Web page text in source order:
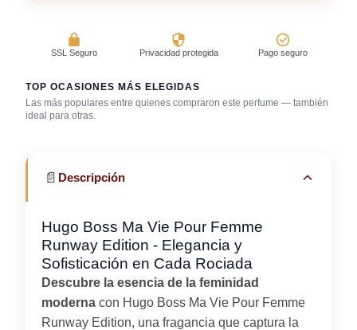
SSL Seguro Privacidad protegida Pago seguro
TOP OCASIONES MÁS ELEGIDAS
Las más populares entre quienes compraron este perfume — también
ideal para otras.
Después de la
ducha
📄 Descripción
Hugo Boss Ma Vie Pour Femme
Runway Edition - Elegancia y
Sofisticación en Cada Rociada
Descubre la esencia de la feminidad
moderna con Hugo Boss Ma Vie Pour Femme
Runway Edition, una fragancia que captura la